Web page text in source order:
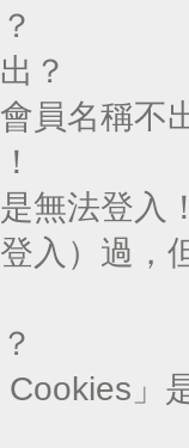
？
員名稱不
無法登入
入）過，
Cookies」